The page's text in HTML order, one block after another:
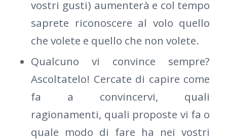
vostri gusti) aumenterà e col tempo
saprete riconoscere al volo quello
che volete e quello che non volete.
Qualcuno vi convince sempre?
Ascoltatelo! Cercate di capire come
fa a convincervi, quali
ragionamenti, quali proposte vi fa o
quale modo di fare ha nei vostri